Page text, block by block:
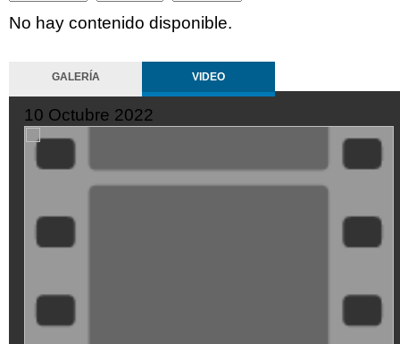
No hay contenido disponible.
GALERÍA VIDEO
10 Octubre 2022
XDGVyvJOFpI